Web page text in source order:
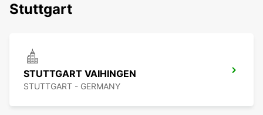
Stuttgart
STUTTGART VAIHINGEN
STUTTGART - GERMANY